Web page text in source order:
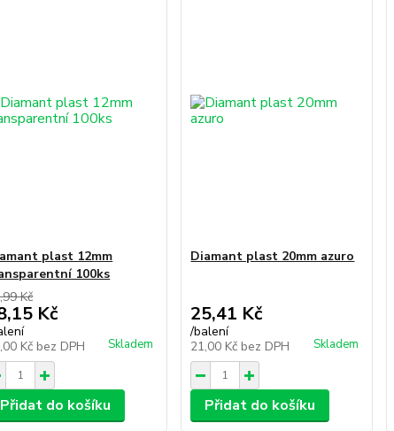
plast 12mm
100ks
Kč
Kč
Kč bez DPH Skladem
Přidat do košíku
Diamant plast 20mm azuro
25,41 Kč
/balení
21,00 Kč bez DPH Skladem
Přidat do košíku